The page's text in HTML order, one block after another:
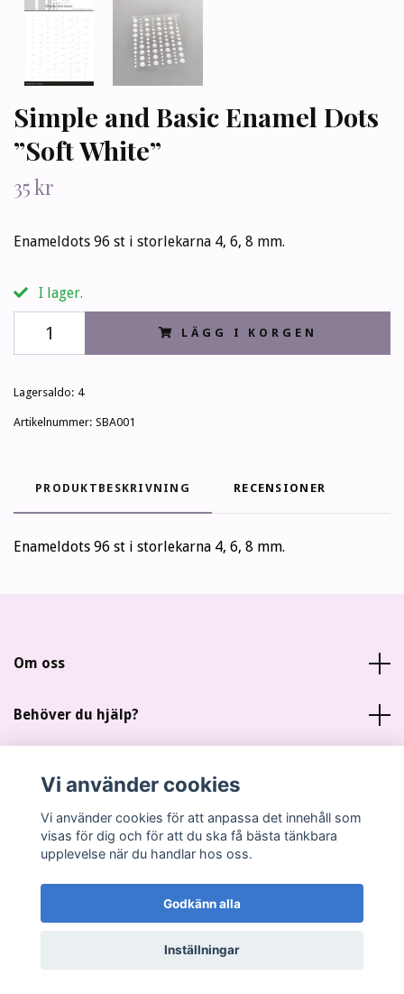
Simple and Basic Enamel Dots
”Soft White”
35 kr
Enameldots 96 st i storlekarna 4, 6, 8 mm.
I lager.
LÄGG I KORGEN
Lagersaldo: 4
Artikelnummer: SBA001
PRODUKTBESKRIVNING RECENSIONER
Enameldots 96 st i storlekarna 4, 6, 8 mm.
Om oss
Behöver du hjälp?
Sociala medier
© 2026 Miankas Scrap
Vi använder cookies
Vi använder cookies för att anpassa det innehåll som
visas för dig och för att du ska få bästa tänkbara
upplevelse när du handlar hos oss.
Godkänn alla
Inställningar